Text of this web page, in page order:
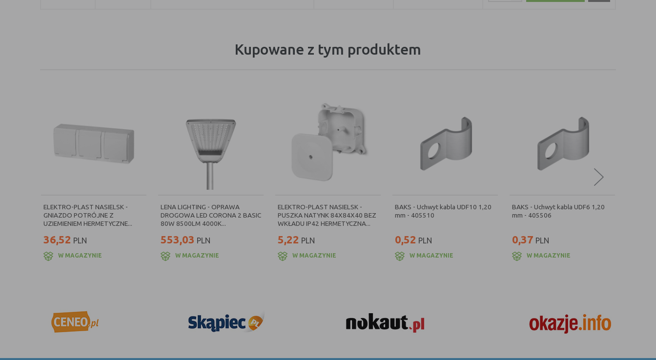
Kupowane z tym produktem
ELEKTRO-PLAST NASIELSK -
GNIAZDO POTRÓJNE Z
UZIEMIENIEM HERMETYCZNE...
36,52 PLN
W MAGAZYNIE
LENA LIGHTING - OPRAWA
DROGOWA LED CORONA 2 BASIC
80W 8500LM 4000K...
553,03 PLN
W MAGAZYNIE
ELEKTRO-PLAST NASIELSK -
PUSZKA NATYNK 84X84X40 BEZ
WKŁADU IP42 HERMETYCZNA...
5,22 PLN
W MAGAZYNIE
BAKS - Uchwyt kabla UDF10 1,20
mm - 405510
0,52 PLN
W MAGAZYNIE
BAKS - Uchwyt kabla UDF6 1,20
mm - 405506
0,37 PLN
W MAGAZYNIE